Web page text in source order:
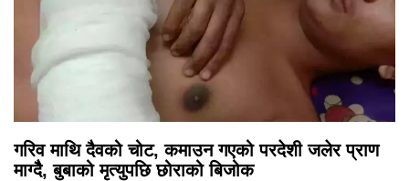
गरिव माथि दैवको चोट, कमाउन गएको परदेशी जलेर प्राण
माग्दैै, बुबाको मृत्युपछि छोराको बिजोक